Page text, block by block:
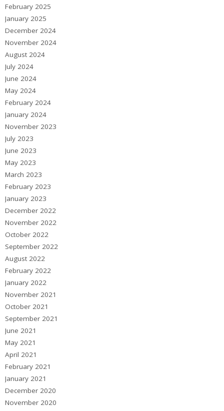
February 2025
January 2025
December 2024
November 2024
August 2024
July 2024
June 2024
May 2024
February 2024
January 2024
November 2023
July 2023
June 2023
May 2023
March 2023
February 2023
January 2023
December 2022
November 2022
October 2022
September 2022
August 2022
February 2022
January 2022
November 2021
October 2021
September 2021
June 2021
May 2021
April 2021
February 2021
January 2021
December 2020
November 2020